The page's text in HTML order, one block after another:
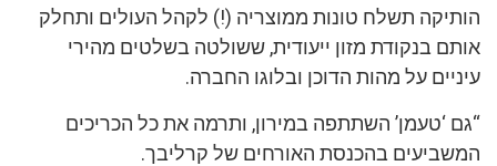
הותיקה תשלח טונות ממוצריה (!) לקהל העולים ותחלק
אותם בנקודת מזון ייעודית, ששולטה בשלטים מהירי
עיניים על מהות הדוכן ובלוגו החברה.
“גם ‘טעמן’ השתתפה במירון, ותרמה את כל הכריכים
המשביעים בהכנסת האורחים של קרליבך.